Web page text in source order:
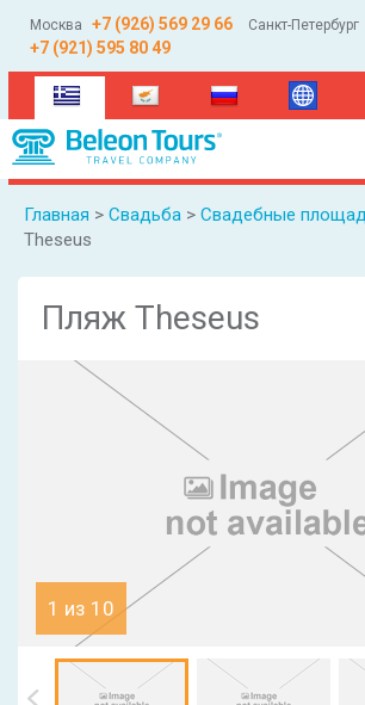
Москва +7 (926) 569 29 66 Санкт-Петербург
+7 (921) 595 80 49
(current)
Главная > Свадьба > Свадебные
Theseus
Пляж Theseus
1 из 10